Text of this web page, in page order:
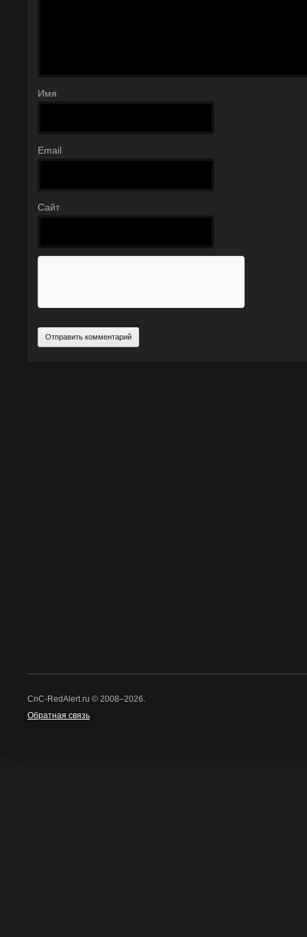
Имя
Email
Сайт
CnC-RedAlert.ru © 2008–2026.
Обратная связь